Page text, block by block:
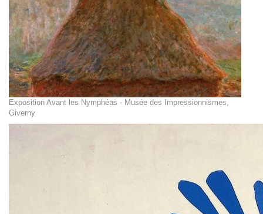
Exposition Avant les Nymphéas - Musée des Impressionnismes,
Giverny